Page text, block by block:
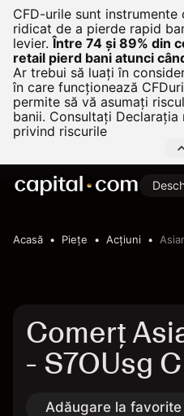
CFD-urile sunt instrumente
ridicat de a pierde rapid
levier. Între 74 și 89% din
retail pierd bani atunci
Ar trebui să luați în
în care funcționează
permite să vă asumați
banii. Consultați Declarația
privind riscurile
Acasă Pieţe Acțiuni
Comerț
- S7OUsg
Adăugare la favorite